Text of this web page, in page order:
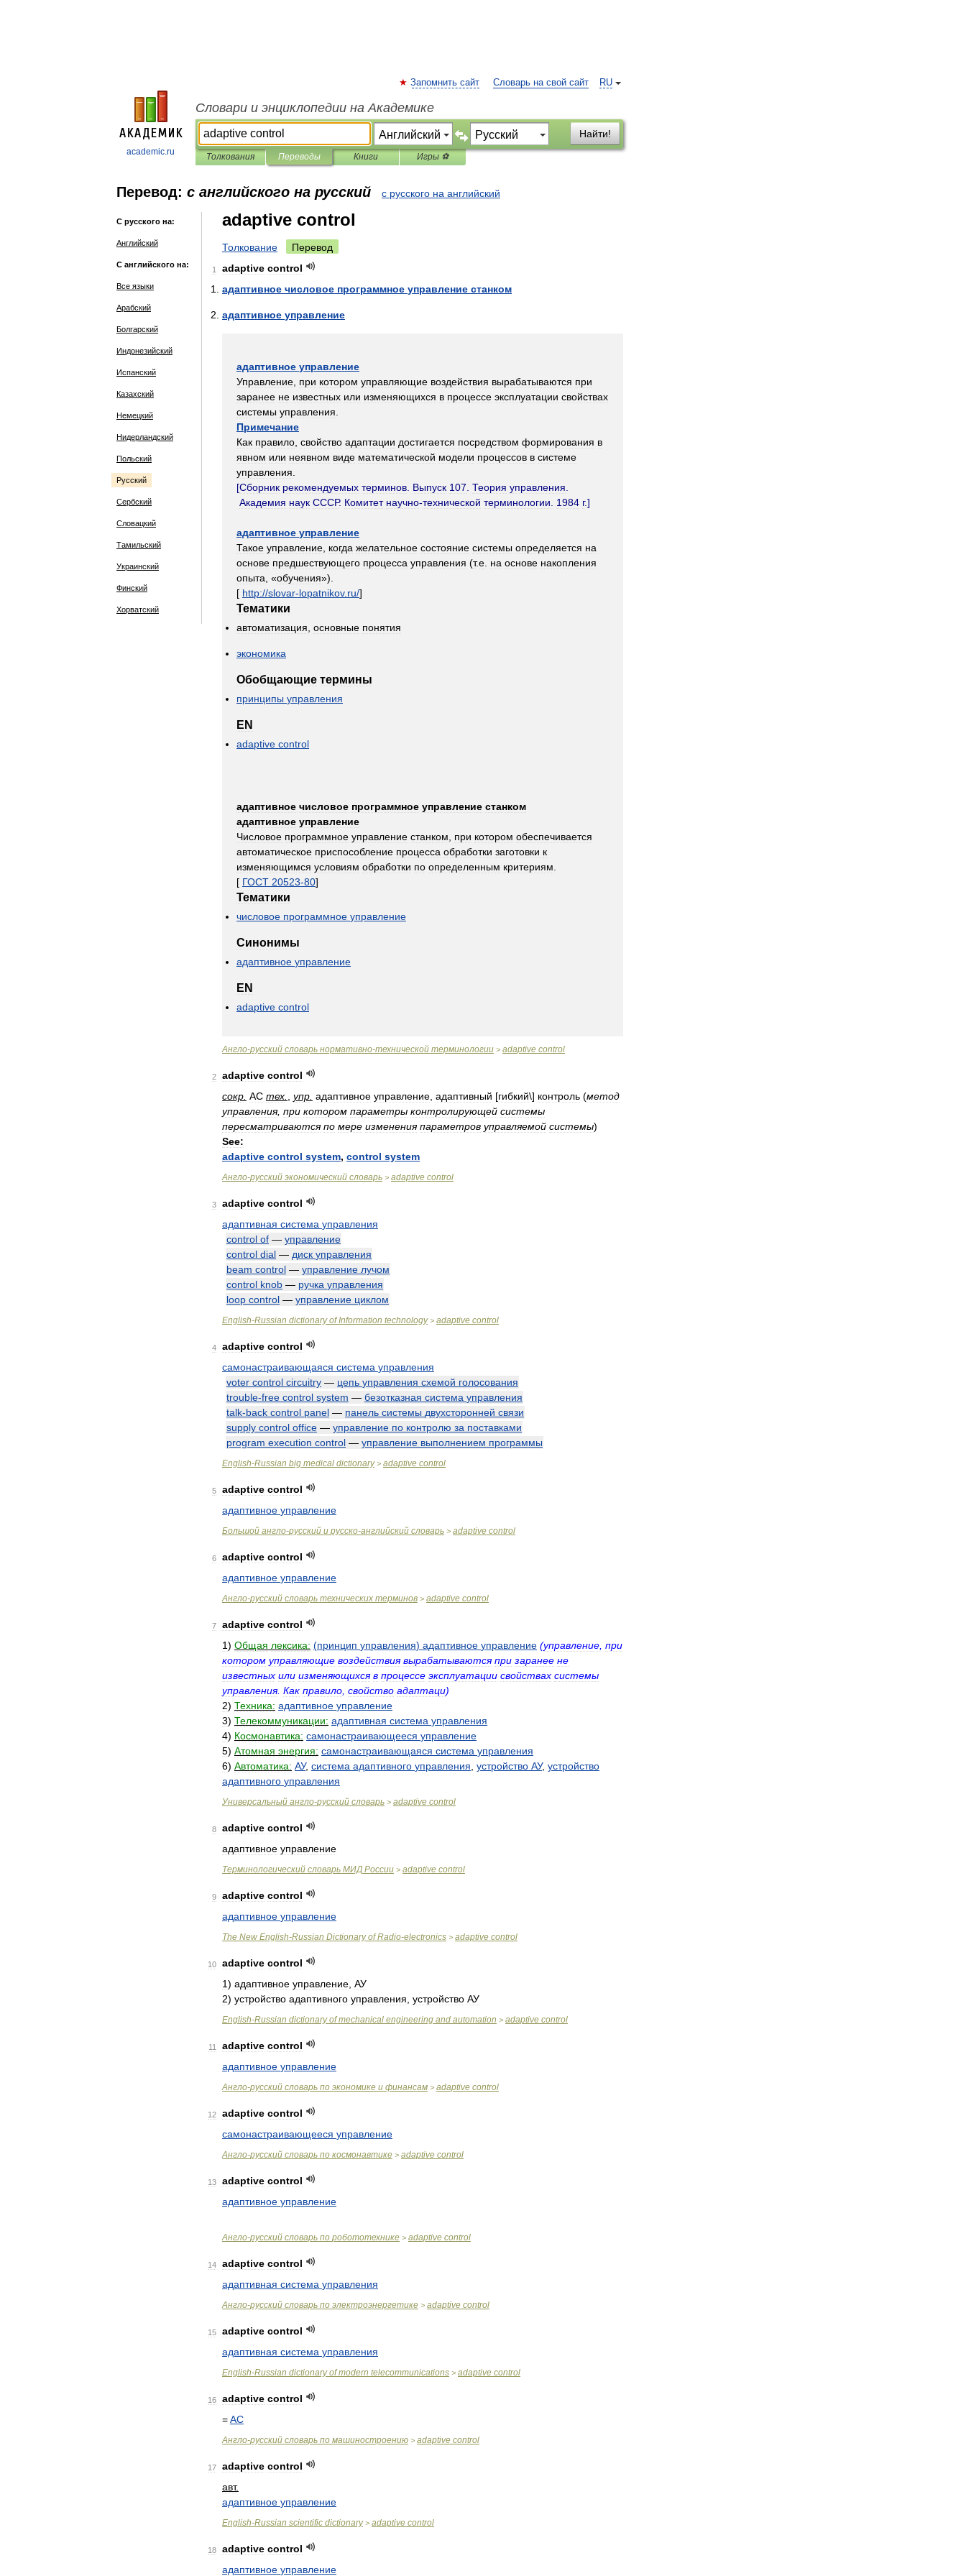
academic.ru
RU
Запомнить сайт Словарь на свой сайт
Словари и энциклопедии на Академике
Найти!
Толкования Переводы Книги Игры ⚽
Перевод: с английского на русский с русского на английский
С русского на:
Английский
С английского на:
Все языки
Арабский
Болгарский
Индонезийский
Испанский
Казахский
Немецкий
Нидерландский
Польский
Русский
Сербский
Словацкий
Тамильский
Украинский
Финский
Хорватский
adaptive control
Толкование Перевод
1 adaptive control
адаптивное числовое программное управление станком
адаптивное управление
адаптивное управление
Управление при котором управляющие воздействия вырабатываются при
заранее не известных или изменяющихся в процессе эксплуатации свойствах
системы управления
Примечание
Как правило свойство адаптации достигается посредством формирования в
явном или неявном виде математической модели процессов в системе
управления
[Сборник рекомендуемых терминов Выпуск 107 Теория управления
Академия наук СССР. Комитет научно-технической терминологии 1984 г.]
адаптивное управление
Такое управление когда желательное состояние системы определяется на
основе предшествующего процесса управления (т.е на основе накопления
опыта , «обучения»).
[ http://slovar-lopatnikov. ru/]
Тематики
автоматизация основные понятия
экономика
Обобщающие термины
принципы управления
EN
adaptive control
адаптивное числовое программное управление станком
адаптивное управление
Числовое программное управление станком при котором обеспечивается
автоматическое приспособление процесса обработки заготовки к
изменяющимся условиям обработки по определенным критериям
[ ГОСТ 20523-80]
Тематики
числовое программное управление
Синонимы
адаптивное управление
EN
adaptive control
Англо-русский словарь нормативно-технической терминологии > adaptive control
2 adaptive control
сокр AC тех упр адаптивное управление адаптивный [гибкий\] контроль (метод
управления, при котором параметры контролирующей системы
пересматриваются по мере изменения параметров управляемой системы)
See:
adaptive control system, control system
Англо-русский экономический словарь > adaptive control
3 adaptive control
адаптивная система управления
control of — управление
control dial — диск управления
beam control — управление лучом
control knob — ручка управления
loop control — управление циклом
English-Russian dictionary of Information technology> adaptive control
4 adaptive control
самонастраивающаяся система управления
voter control circuitry — цепь управления схемой голосования
trouble-free control system — безотказная система управления
talk-back control panel — панель системы двухсторонней связи
supply control office — управление по контролю за поставками
program execution control — управление выполнением программы
English-Russian big medical dictionary> adaptive control
5 adaptive control
адаптивное управление
Большой англо-русский и русско-английский словарь > adaptive control
6 adaptive control
адаптивное управление
Англо-русский словарь технических терминов > adaptive control
7 adaptive control
1) Общая лексика: (принцип управления) адаптивное управление (управление при
котором управляющие воздействия вырабатываются при заранее не
известных или изменяющихся в процессе эксплуатации свойствах системы
управления. Как правило свойство адаптаци)
2) Техника: адаптивное управление
3) Телекоммуникации: адаптивная система управления
4) Космонавтика: самонастраивающееся управление
5) Атомная энергия: самонастраивающаяся система управления
6) Автоматика: АУ, система адаптивного управления устройство АУ, устройство
адаптивного управления
Универсальный англо-русский словарь > adaptive control
8 adaptive control
адаптивное управление
Терминологический словарь МИД России > adaptive control
9 adaptive control
адаптивное управление
The New English-Russian Dictionary of Radio-electronics > adaptive control
10 adaptive control
1) адаптивное управление АУ
2) устройство адаптивного управления устройство АУ
English-Russian dictionary of mechanical engineering and automation > adaptive control
11 adaptive control
адаптивное управление
Англо-русский словарь по экономике и финансам > adaptive control
12 adaptive control
самонастраивающееся управление
Англо-русский словарь по космонавтике > adaptive control
13 adaptive control
адаптивное управление
Англо-русский словарь по робототехнике > adaptive control
14 adaptive control
адаптивная система управления
Англо-русский словарь по электроэнергетике > adaptive control
15 adaptive control
адаптивная система управления
English-Russian dictionary of modern telecommunications > adaptive control
16 adaptive control
=AC
Англо-русский словарь по машиностроению > adaptive control
17 adaptive control
авт.
адаптивное управление
English-Russian scientific dictionary> adaptive control
18 adaptive control
адаптивное управление